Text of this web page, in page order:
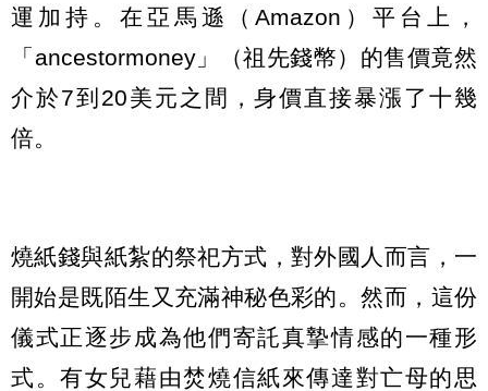
運加持。在亞馬遜（Amazon）平台上，
「ancestormoney」（祖先錢幣）的售價竟然
介於7到20美元之間，身價直接暴漲了十幾
倍。
燒紙錢與紙紮的祭祀方式，對外國人而言，一
開始是既陌生又充滿神秘色彩的。然而，這份
儀式正逐步成為他們寄託真摯情感的一種形
式。有女兒藉由焚燒信紙來傳達對亡母的思